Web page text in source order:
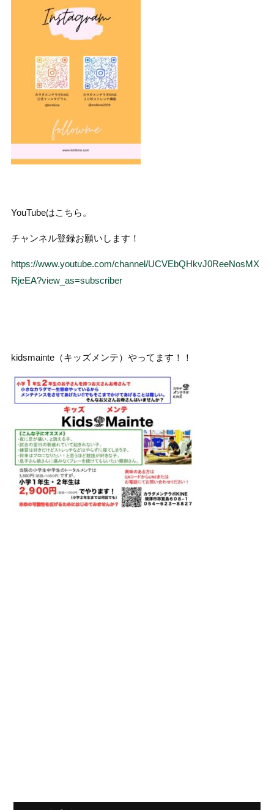
YouTubeはこちら。
チャンネル登録お願いします！
https://www.youtube.com/channel/UCVEbQHkvJ0ReeNosMX
RjeEA?view_as=subscriber
kidsmainte（キッズメンテ）やってます！！